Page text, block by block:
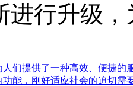
进行升级
们提供了一种高效、便捷的
能，刚好适应社会的迫切需